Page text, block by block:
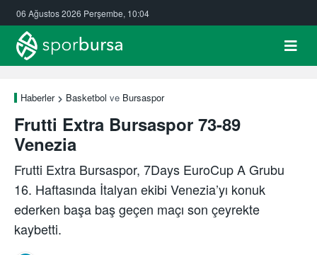
06 Ağustos 2026 Perşembe, 10:04
Haberler Basketbol ve Bursaspor
Frutti Extra Bursaspor 73-89
Venezia
Frutti Extra Bursaspor, 7Days EuroCup A Grubu
16. Haftasında İtalyan ekibi Venezia’yı konuk
ederken başa baş geçen maçı son çeyrekte
kaybetti.